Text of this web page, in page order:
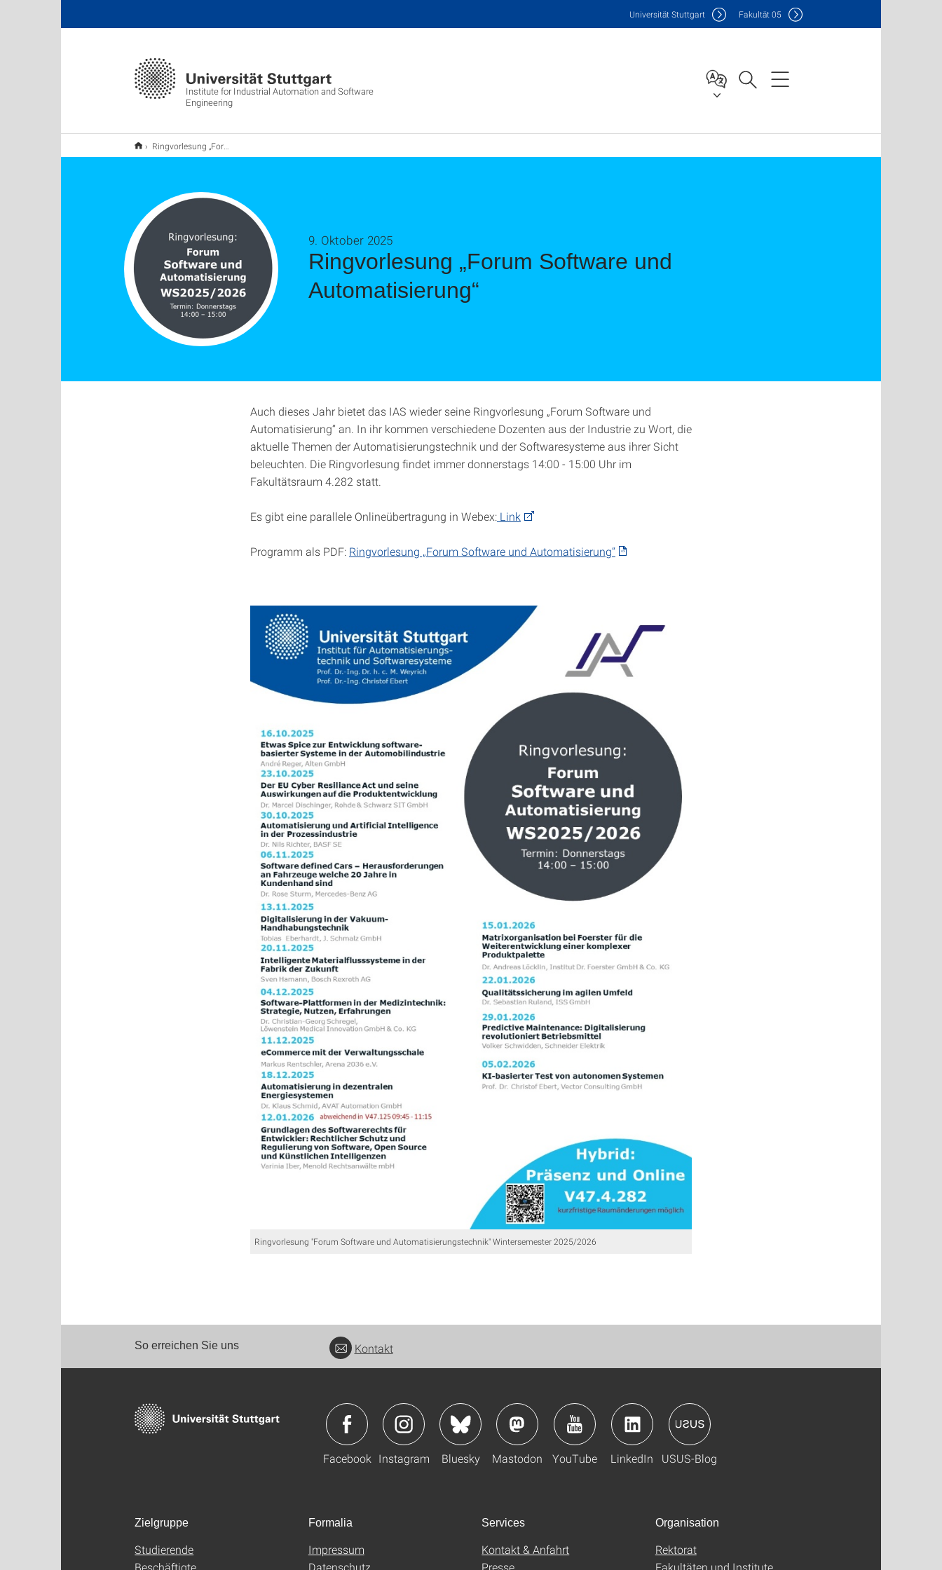
Institute for Industrial Automation and Software
Engineering
Universität Stuttgart Fakultät05
Ringvorlesung „Forum Software und Automatisierung“
Ringvorlesung „Forum Software und
Automatisierung“
9. Oktober 2025
Auch dieses Jahr bietet das IAS wieder seine Ringvorlesung „Forum Software und
Automatisierung“ an. In ihr kommen verschiedene Dozenten aus der Industrie zu Wort, die
aktuelle Themen der Automatisierungstechnik und der Softwaresysteme aus ihrer Sicht
beleuchten. Die Ringvorlesung findet immer donnerstags 14:00 - 15:00 Uhr im
Fakultätsraum 4.282 statt.
Es gibt eine parallele Onlineübertragung in Webex: Link
Programm als PDF: Ringvorlesung „Forum Software und Automatisierung“
Ringvorlesung "Forum Software und Automatisierungstechnik" Wintersemester 2025/2026
So erreichen Sie uns Kontakt
Facebook Instagram Bluesky Mastodon YouTube LinkedIn USUS-Blog
Zielgruppe
Studierende
Beschäftigte
Formalia
Impressum
Datenschutz
Services
Kontakt & Anfahrt
Presse
Organisation
Rektorat
Fakultäten und Institute